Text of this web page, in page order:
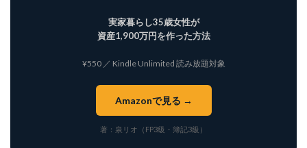
実家暮らし35歳女性が
資産1,900万円を作った方法
¥550 ／ Kindle Unlimited 読み放題対象
Amazonで見る →
著：泉リオ（FP3級・簿記3級）